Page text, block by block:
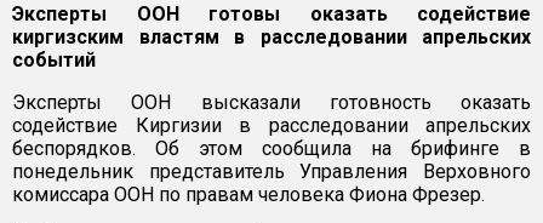
Эксперты ООН готовы оказать содействие
киргизским властям в расследовании апрельских
событий
Эксперты ООН высказали готовность оказать
содействие Киргизии в расследовании апрельских
беспорядков. Об этом сообщила на брифинге в
понедельник представитель Управления Верховного
комиссара ООН по правам человека Фиона Фрезер.